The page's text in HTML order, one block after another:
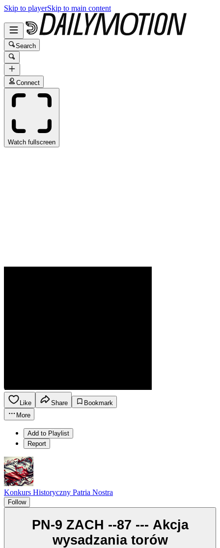
Skip to playerSkip to main content
Search
Connect
Watch fullscreen
Like Share
Bookmark
More
Add to Playlist
Report
Konkurs Historyczny Patria Nostra
Follow
PN-9 ZACH --87 --- Akcja
wysadzania torów